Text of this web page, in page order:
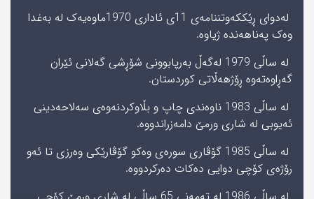
له‌دوای ڕێککه‌وتننامه‌‌ی 11ی ئاداری 1970ماوه‌یه‌ک له به‌غدا
وه‌ک په‌ناهه‌نده‌ ژیاوە.
لە ساڵى 1979 له‌گه‌ڵ به‌رپابوونی شۆڕشی گه‌لانی ئێران
گه‌ڕاوەتەوە ڕۆژهه‌ڵاتى کوردستان.
لە ساڵى 1983 ناوەندی چاپ و بڵاوکردنەوەی سەلاحەدینی
ئەیوبی لە شاری ورمێ دامەزراندووە.
لە ساڵى 1985 گۆڤارى سورەى وەکو گۆڤارێکى وەرزى تا ئەو
رۆژەى کۆچى دوایى دەکات دەرکردووە.